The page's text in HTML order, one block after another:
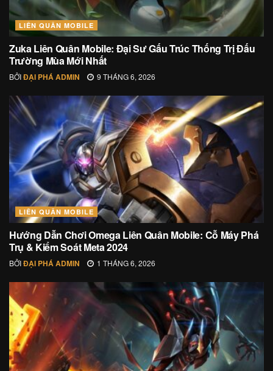
LIÊN QUÂN MOBILE
Zuka Liên Quân Mobile: Đại Sư Gấu Trúc Thống Trị Đấu
Trường Mùa Mới Nhất
BỞIĐẠI PHÁ ADMIN 9 THÁNG 6, 2026
LIÊN QUÂN MOBILE
Hướng Dẫn Chơi Omega Liên Quân Mobile: Cỗ Máy Phá
Trụ & Kiểm Soát Meta 2024
BỞIĐẠI PHÁ ADMIN 1 THÁNG 6, 2026